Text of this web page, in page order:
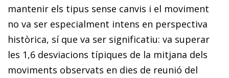
mantenir els tipus sense canvis i el moviment
no va ser especialment intens en perspectiva
històrica, sí que va ser significatiu: va superar
les 1,6 desviacions típiques de la mitjana dels
moviments observats en dies de reunió del